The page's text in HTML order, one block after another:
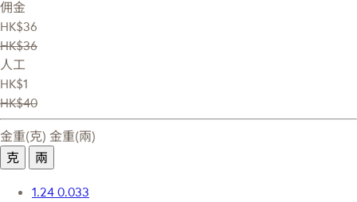
佣金
HK$36
HK$36
人工
HK$1
HK$40
金重(克) 金重(兩)
克
兩
1.24 0.033